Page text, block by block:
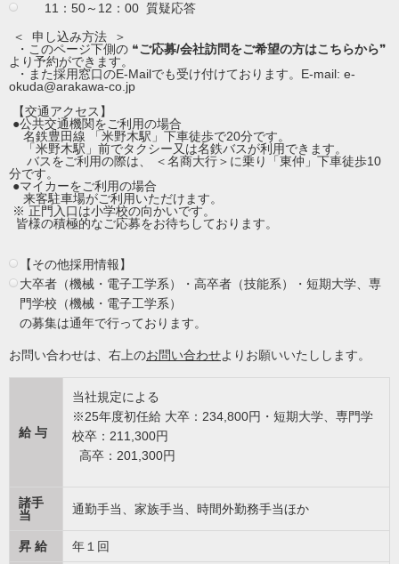
11：50～12：00 質疑応答
＜ 申し込み方法 ＞
・このページ下側の ❝ご応募/会社訪問をご希望の方はこちらから❞
より予約ができます。
・また採用窓口のE-Mailでも受け付けております。E-mail: e-
okuda@arakawa-co.jp
【交通アクセス】
●公共交通機関をご利用の場合
名鉄豊田線 「米野木駅」下車徒歩で20分です。
「米野木駅」前でタクシー又は名鉄バスが利用できます。
バスをご利用の際は、 ＜名商大行＞に乗り「東仲」下車徒歩10
分です。
●マイカーをご利用の場合
来客駐車場がご利用いただけます。
※ 正門入口は小学校の向かいです。
皆様の積極的なご応募をお待ちしております。
【その他採用情報】
大卒者（機械・電子工学系）・高卒者（技能系）・短期大学、専
門学校（機械・電子工学系）
の募集は通年で行っております。
お問い合わせは、右上のお問い合わせよりお願いいたしします。
給 与
当社規定による
※25年度初任給 大卒：234,800円・短期大学、専門学
校卒：211,300円
高卒：201,300円
諸手
当
通勤手当、家族手当、時間外勤務手当ほか
昇 給 年１回